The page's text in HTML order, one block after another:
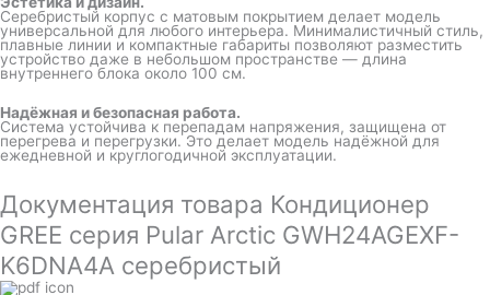
Серебристый корпус с матовым покрытием делает модель
универсальной для любого интерьера. Минималистичный стиль,
плавные линии и компактные габариты позволяют разместить
устройство даже в небольшом пространстве — длина
внутреннего блока около 100 см.
Надёжная и безопасная работа.
Система устойчива к перепадам напряжения, защищена от
перегрева и перегрузки. Это делает модель надёжной для
ежедневной и круглогодичной эксплуатации.
Документация товара Кондиционер
GREE серия Pular Arctic GWH24AGEXF-
K6DNA4A серебристый